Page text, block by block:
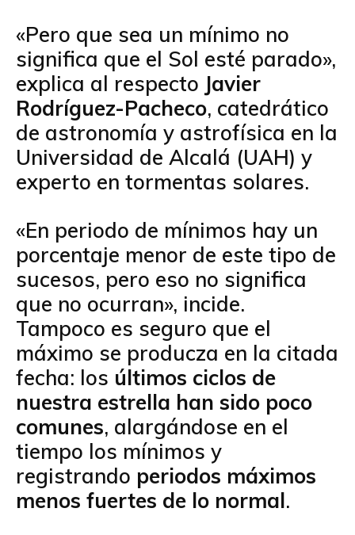
«Pero que sea un mínimo no
significa que el Sol esté parado»,
explica al respecto Javier
Rodríguez-Pacheco, catedrático
de astronomía y astrofísica en la
Universidad de Alcalá (UAH) y
experto en tormentas solares.
«En periodo de mínimos hay un
porcentaje menor de este tipo de
sucesos, pero eso no significa
que no ocurran», incide.
Tampoco es seguro que el
máximo se producza en la citada
fecha: los últimos ciclos de
nuestra estrella han sido poco
comunes, alargándose en el
tiempo los mínimos y
registrando periodos máximos
menos fuertes de lo normal.